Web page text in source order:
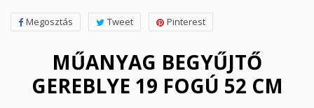
Megosztás Tweet Pinterest
MŰANYAG BEGYŰJTŐ
GEREBLYE 19 FOGÚ 52 CM